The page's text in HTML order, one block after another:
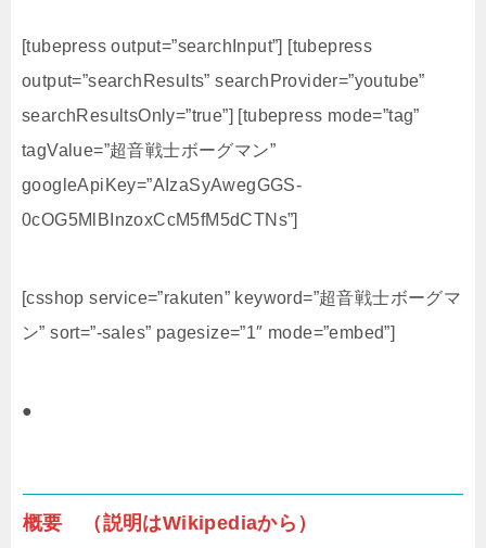
[tubepress output=”searchInput”] [tubepress
output=”searchResults” searchProvider=”youtube”
searchResultsOnly=”true”] [tubepress mode=”tag”
tagValue=”超音戦士ボーグマン”
googleApiKey=”AIzaSyAwegGGS-
0cOG5MlBInzoxCcM5fM5dCTNs”]
[csshop service=”rakuten” keyword=”超音戦士ボーグマ
ン” sort=”-sales” pagesize=”1″ mode=”embed”]
●
概要 （説明はWikipediaから）